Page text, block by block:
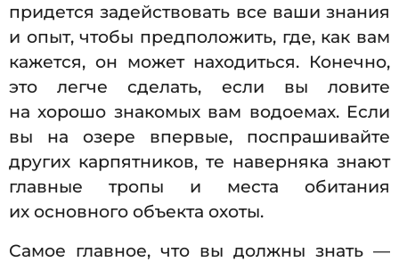
придется задействовать все ваши знания
и опыт, чтобы предположить, где, как вам
кажется, он может находиться. Конечно,
это легче сделать, если вы ловите
на хорошо знакомых вам водоемах. Если
вы на озере впервые, поспрашивайте
других карпятников, те наверняка знают
главные тропы и места обитания
их основного объекта охоты.
Самое главное, что вы должны знать —